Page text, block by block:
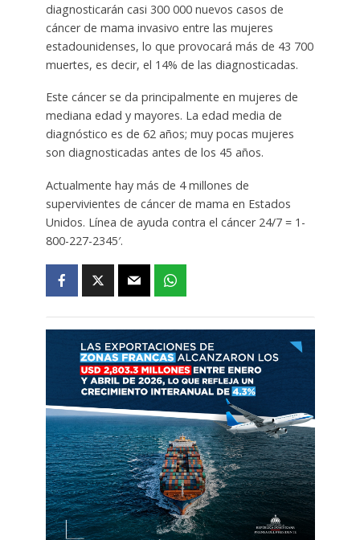
diagnosticarán casi 300 000 nuevos casos de
cáncer de mama invasivo entre las mujeres
estadounidenses, lo que provocará más de 43 700
muertes, es decir, el 14% de las diagnosticadas.
Este cáncer se da principalmente en mujeres de
mediana edad y mayores. La edad media de
diagnóstico es de 62 años; muy pocas mujeres
son diagnosticadas antes de los 45 años.
Actualmente hay más de 4 millones de
supervivientes de cáncer de mama en Estados
Unidos. Línea de ayuda contra el cáncer 24/7 = 1-
800-227-2345′.